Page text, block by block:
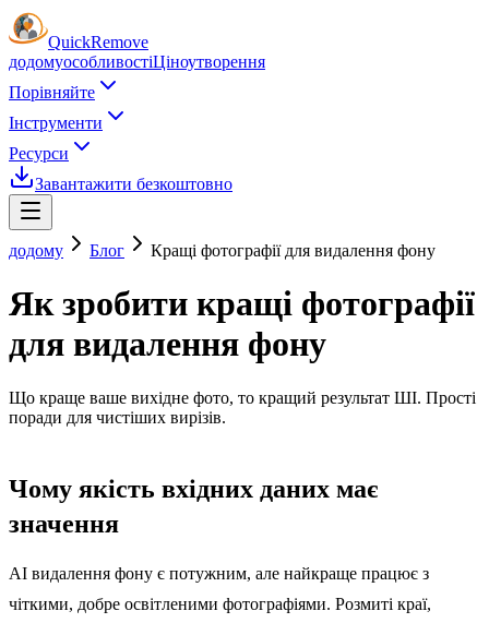
QuickRemove
додомуособливостіЦіноутворення
Порівняйте
Інструменти
Ресурси
Завантажити безкоштовно
додому Блог Кращі фотографії для видалення фону
Як зробити кращі фотографії
для видалення фону
Що краще ваше вихідне фото, то кращий результат ШІ. Прості
поради для чистіших вирізів.
Чому якість вхідних даних має
значення
AI видалення фону є потужним, але найкраще працює з
чіткими, добре освітленими фотографіями. Розмиті краї,